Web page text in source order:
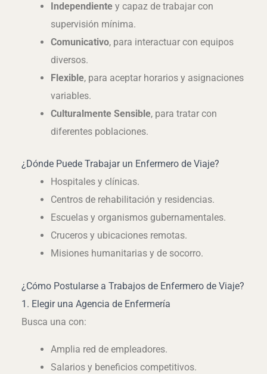
Independiente y capaz de trabajar con
supervisión mínima.
Comunicativo, para interactuar con equipos
diversos.
Flexible, para aceptar horarios y asignaciones
variables.
Culturalmente Sensible, para tratar con
diferentes poblaciones.
¿Dónde Puede Trabajar un Enfermero de Viaje?
Hospitales y clínicas.
Centros de rehabilitación y residencias.
Escuelas y organismos gubernamentales.
Cruceros y ubicaciones remotas.
Misiones humanitarias y de socorro.
¿Cómo Postularse a Trabajos de Enfermero de Viaje?
1. Elegir una Agencia de Enfermería
Busca una con:
Amplia red de empleadores.
Salarios y beneficios competitivos.